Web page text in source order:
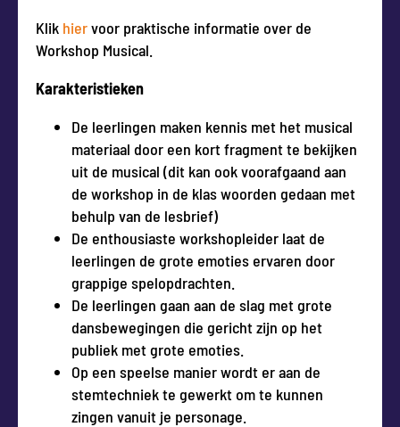
Klik hiervoor praktische informatie over de
Workshop Musical.
Karakteristieken
De leerlingen maken kennis met het musical
materiaal door een kort fragment te bekijken
uit de musical (dit kan ook voorafgaand aan
de workshop in de klas woorden gedaan met
behulp van de lesbrief)
De enthousiaste workshopleider laat de
leerlingen de grote emoties ervaren door
grappige spelopdrachten.
De leerlingen gaan aan de slag met grote
dansbewegingen die gericht zijn op het
publiek met grote emoties.
Op een speelse manier wordt er aan de
stemtechniek te gewerkt om te kunnen
zingen vanuit je personage.